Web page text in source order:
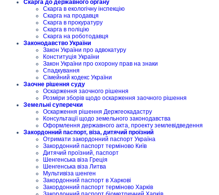
Скарга до державного органу
Скарга в екологічну інспекцію
Скарга на продавця
Скарга в прокуратуру
Скарга в поліцію
Скарга на роботодавця
Законодавство України
Закон України про адвокатуру
Конституція України
Закон України про охорону прав на знаки
Спадкування
Сімейний кодекс України
Заочне рішення суду
Оскарження заочного рішення
Розміри зборів щодо оскарження заочного рішення
Земельні суперечки
Оскарження рішення Держгеокадастру
Консультації щодо земельного законодавства
Оформлення державного акта, проекту землевідведення
Закордонний паспорт, віза, дитячий проїзний
Отримати закордонний паспорт Україна
Закордонний паспорт терміново Київ
Дитячий проїзний, паспорт
Шенгенська віза Греція
Шенгенська віза Литва
Мультивіза шенген
Закордонний паспорт в Харкові
Закордонний паспорт терміново Харків